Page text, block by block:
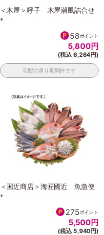
＜木屋＞呼子 木屋潮風詰合せ
*
58ポイント
5,800円
(税込 6,264円)
宅配の承り期間外です
＜国近商店＞海匠國近 魚急便
*
275ポイント
5,500円
(税込 5,940円)